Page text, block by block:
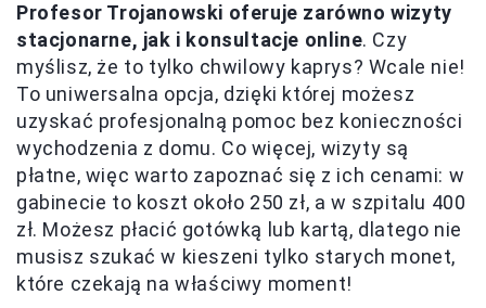
Profesor Trojanowski oferuje zarówno wizyty
stacjonarne, jak i konsultacje online. Czy
myślisz, że to tylko chwilowy kaprys? Wcale nie!
To uniwersalna opcja, dzięki której możesz
uzyskać profesjonalną pomoc bez konieczności
wychodzenia z domu. Co więcej, wizyty są
płatne, więc warto zapoznać się z ich cenami: w
gabinecie to koszt około 250 zł, a w szpitalu 400
zł. Możesz płacić gotówką lub kartą, dlatego nie
musisz szukać w kieszeni tylko starych monet,
które czekają na właściwy moment!